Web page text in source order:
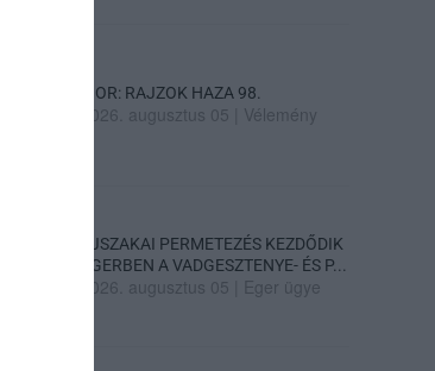
SIOR: RAJZOK HAZA 98.
2026. augusztus 05 Vélemény
ÉJSZAKAI PERMETEZÉS KEZDŐDIK
EGERBEN A VADGESZTENYE- ÉS P...
2026. augusztus 05 Eger ügye